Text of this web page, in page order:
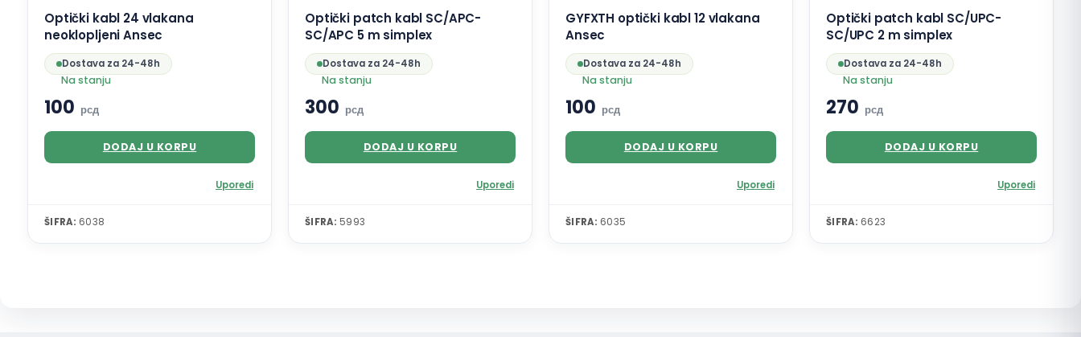
Optički kabl 24 vlakana
neoklopljeni Ansec
Dostava za 24-48h
Na stanju
100 рсд
DODAJ U KORPU
Uporedi
ŠIFRA: 6038
Optički patch kabl SC/APC-
SC/APC 5 m simplex
Dostava za 24-48h
Na stanju
300 рсд
DODAJ U KORPU
Uporedi
ŠIFRA: 5993
GYFXTH optički kabl 12 vlakana
Ansec
Dostava za 24-48h
Na stanju
100 рсд
DODAJ U KORPU
Uporedi
ŠIFRA: 6035
Optički patch kabl SC/UPC-
SC/UPC 2 m simplex
Dostava za 24-48h
Na stanju
270 рсд
DODAJ U KORPU
Uporedi
ŠIFRA: 6623